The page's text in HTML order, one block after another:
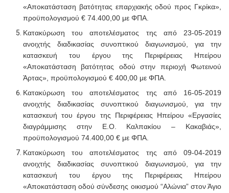
«Αποκατάσταση βατότητας επαρχιακής οδού προς Γκρίκα»,
προϋπολογισμού € 74.400,00 με ΦΠΑ.
Κατακύρωση του αποτελέσματος της από 23-05-2019
ανοιχτής διαδικασίας συνοπτικού διαγωνισμού , για την
κατασκευή του έργου της Περιφέρειας Ηπείρου
«Αποκατάσταση βατότητας οδού στην περιοχή Φωτεινού
Άρτας», προϋπολογισμού € 400,00 με ΦΠΑ.
Κατακύρωση του αποτελέσματος της από 16-05-2019
ανοιχτής διαδικασίας συνοπτικού διαγωνισμού, για την
κατασκευή του έργου της Περιφέρειας Ηπείρου «Εργασίες
διαγράμμισης στην Ε.Ο. Καλπακίου – Κακαβιάς»,
προϋπολογισμού 74.400,00 € με ΦΠΑ.
Κατακύρωση του αποτελέσματος της από 09-04-2019
ανοιχτής διαδικασίας συνοπτικού διαγωνισμού , για την
κατασκευή του έργου της Περιφέρειας Ηπείρου
«Αποκατάσταση οδού σύνδεσης οικισμού “Αλώνια” στον Άγιο